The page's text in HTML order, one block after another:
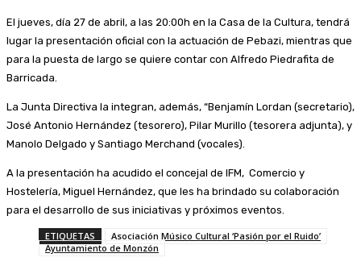
El jueves, día 27 de abril, a las 20:00h en la Casa de la Cultura, tendrá
lugar la presentación oficial con la actuación de Pebazi, mientras que
para la puesta de largo se quiere contar con Alfredo Piedrafita de
Barricada.
La Junta Directiva la integran, además, “Benjamín Lordan (secretario),
José Antonio Hernández (tesorero), Pilar Murillo (tesorera adjunta), y
Manolo Delgado y Santiago Merchand (vocales).
A la presentación ha acudido el concejal de IFM, Comercio y
Hostelería, Miguel Hernández, que les ha brindado su colaboración
para el desarrollo de sus iniciativas y próximos eventos.
ETIQUETAS
Asociación Músico Cultural ‘Pasión por el Ruido’
Ayuntamiento de Monzón